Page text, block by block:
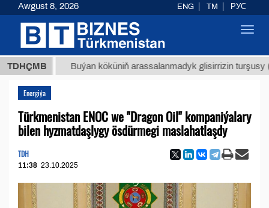
TDHÇMBBuýan köküniň arassalanmadyk glisirrizin turşusy (t.)
Energiýa
Türkmenistan ENOC we "Dragon Oil" kompaniýalary
bilen hyzmatdaşlygy ösdürmegi maslahatlaşdy
TDH
11:38 23.10.2025
Awgust 8, 2026 ENG TM РУС